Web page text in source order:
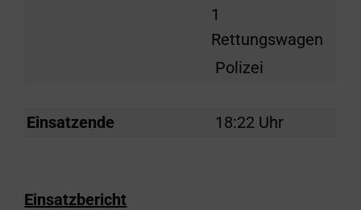
1
Rettungswagen
Polizei
Einsatzende 18:22 Uhr
Einsatzbericht